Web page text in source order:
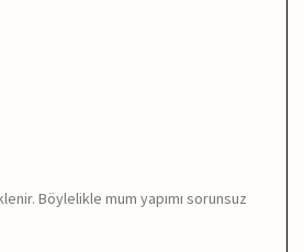
Böylelikle mum yapımı sorunsuz